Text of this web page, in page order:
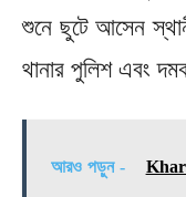
শুনে ছুটে আসেন
থানার পুলিশ এবং
আরও পড়ুন -